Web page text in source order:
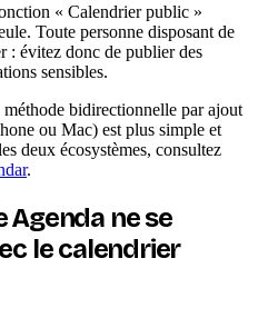
« Calendrier public »
Toute personne disposant de
: évitez donc de publier des
sensibles.
bidirectionnelle par ajout
ou Mac) est plus simple et
deux écosystèmes, consultez
.
Agenda ne se
le calendrier